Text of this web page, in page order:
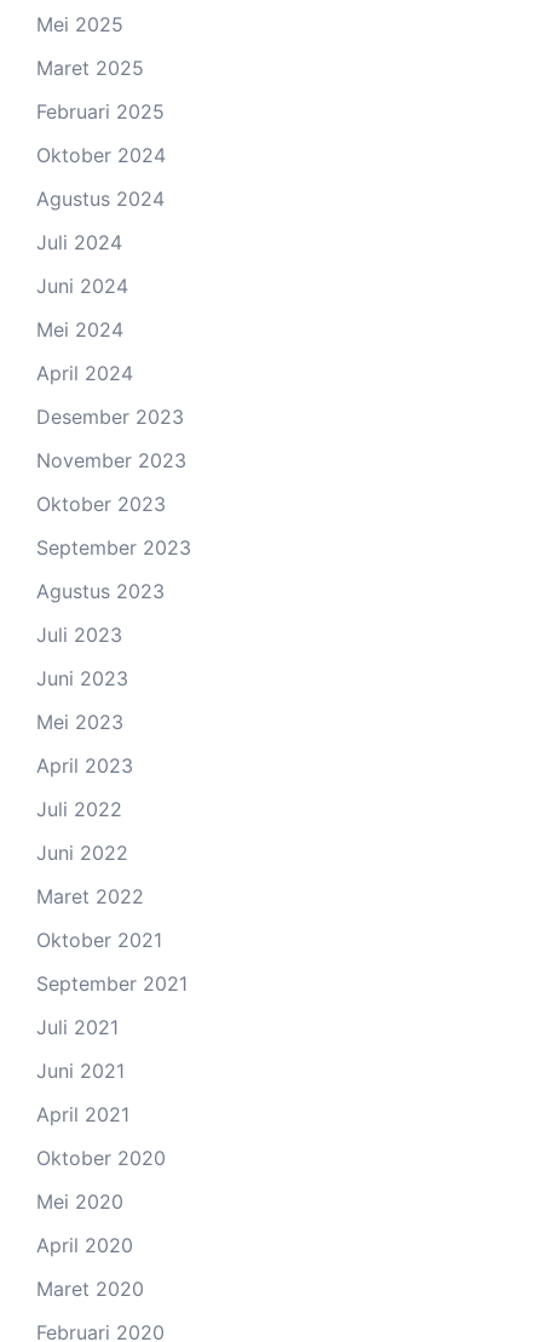
Mei 2025
Maret 2025
Februari 2025
Oktober 2024
Agustus 2024
Juli 2024
Juni 2024
Mei 2024
April 2024
Desember 2023
November 2023
Oktober 2023
September 2023
Agustus 2023
Juli 2023
Juni 2023
Mei 2023
April 2023
Juli 2022
Juni 2022
Maret 2022
Oktober 2021
September 2021
Juli 2021
Juni 2021
April 2021
Oktober 2020
Mei 2020
April 2020
Maret 2020
Februari 2020